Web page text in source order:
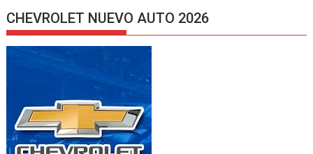
CHEVROLET NUEVO AUTO 2026